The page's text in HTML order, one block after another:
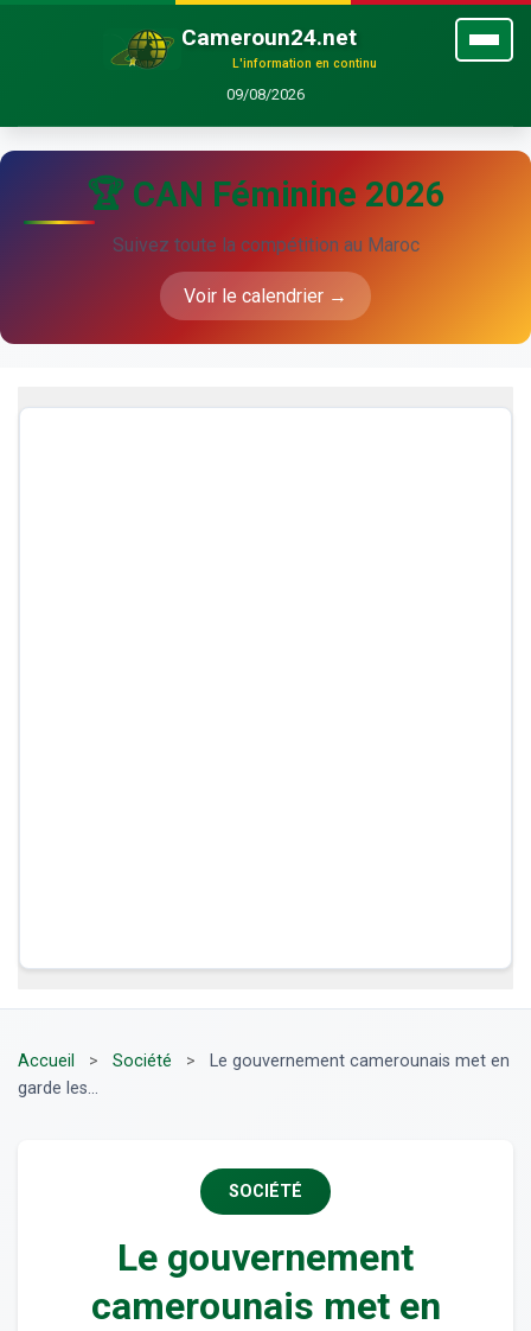
Cameroun24.net
L'information en continu
09/08/2026
🏆 CAN Féminine 2026
Suivez toute la compétition au Maroc
Voir le calendrier →
Accueil > Société >
Le gouvernement camerounais met en
garde les...
SOCIÉTÉ
Le gouvernement
camerounais met en